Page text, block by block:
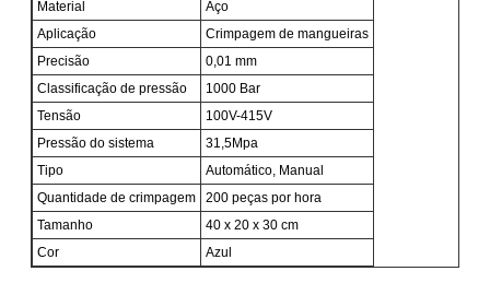
Material
Aço
Aplicação
Crimpagem de mangueiras
Precisão
0,01 mm
Classificação de pressão
1000 Bar
Tensão
100V-415V
Pressão do sistema
31,5Mpa
Tipo
Automático, Manual
Quantidade de crimpagem
200 peças por hora
Tamanho
40 x 20 x 30 cm
Cor
Azul